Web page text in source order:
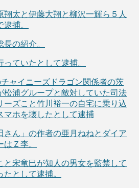
翔太と伊藤大翔と柳沢一輝ら５人
捕。
の紹介。
ていたとして逮捕。
ャイニーズドラゴン関係者の茨
松浦グループと敵対していた司法
ーズこと竹川裕一の自宅に乗り込
マホを壊したとして逮捕
さん」の作者の亜月ねねとダイア
Ｚ李。
と宋竜巳が知人の男女を監禁して
として逮捕。